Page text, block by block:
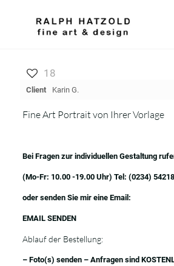
18
Client Karin G.
Fine Art Portrait von Ihrer Vorlage
Bei Fragen zur individuellen Gestaltung
(Mo-Fr: 10.00 -19.00 Uhr) Tel: (0234)
oder senden Sie mir eine Email:
EMAIL SENDEN
Ablauf der Bestellung:
– Foto(s) senden – Anfragen sind